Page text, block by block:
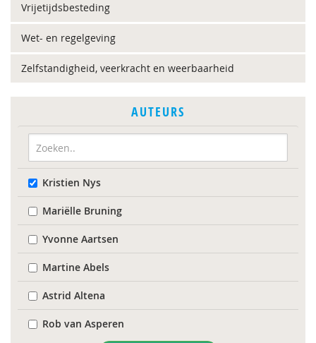
Vrijetijdsbesteding
Wet- en regelgeving
Zelfstandigheid, veerkracht en weerbaarheid
AUTEURS
Kristien Nys
Mariëlle Bruning
Yvonne Aartsen
Martine Abels
Astrid Altena
Rob van Asperen